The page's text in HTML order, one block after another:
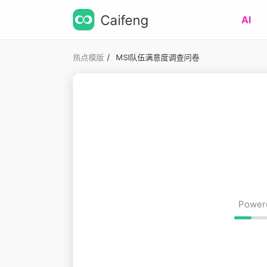
Caifeng AI
热点模版 / MSI队伍满意度调查问卷